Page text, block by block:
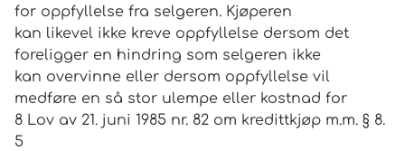
for oppfyllelse fra selgeren. Kjøperen
kan likevel ikke kreve oppfyllelse dersom det
foreligger en hindring som selgeren ikke
kan overvinne eller dersom oppfyllelse vil
medføre en så stor ulempe eller kostnad for
8 Lov av 21. juni 1985 nr. 82 om kredittkjøp m.m. § 8.
5